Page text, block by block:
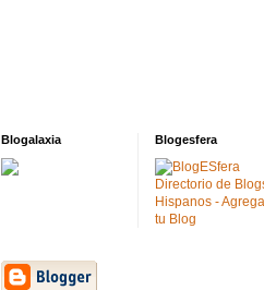
Blogalaxia Blogesfera